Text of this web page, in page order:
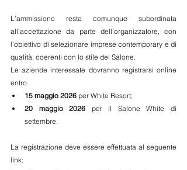
L’ammissione resta comunque subordinata
all’accettazione da parte dell’organizzatore, con
l’obiettivo di selezionare imprese contemporary e di
qualità, coerenti con lo stile del Salone.
Le aziende interessate dovranno registrarsi online
entro:
15 maggio 2026 per White Resort;
20 maggio 2026 per il Salone White di
settembre.
La registrazione deve essere effettuata al seguente
link: